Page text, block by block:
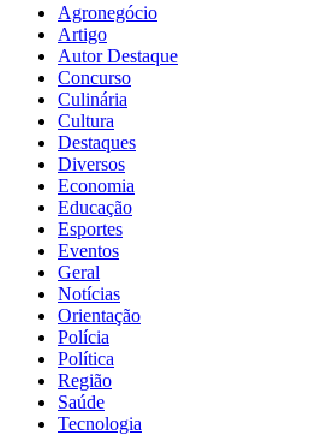
Agronegócio
Artigo
Autor Destaque
Concurso
Culinária
Cultura
Destaques
Diversos
Economia
Educação
Esportes
Eventos
Geral
Notícias
Orientação
Polícia
Política
Região
Saúde
Tecnologia